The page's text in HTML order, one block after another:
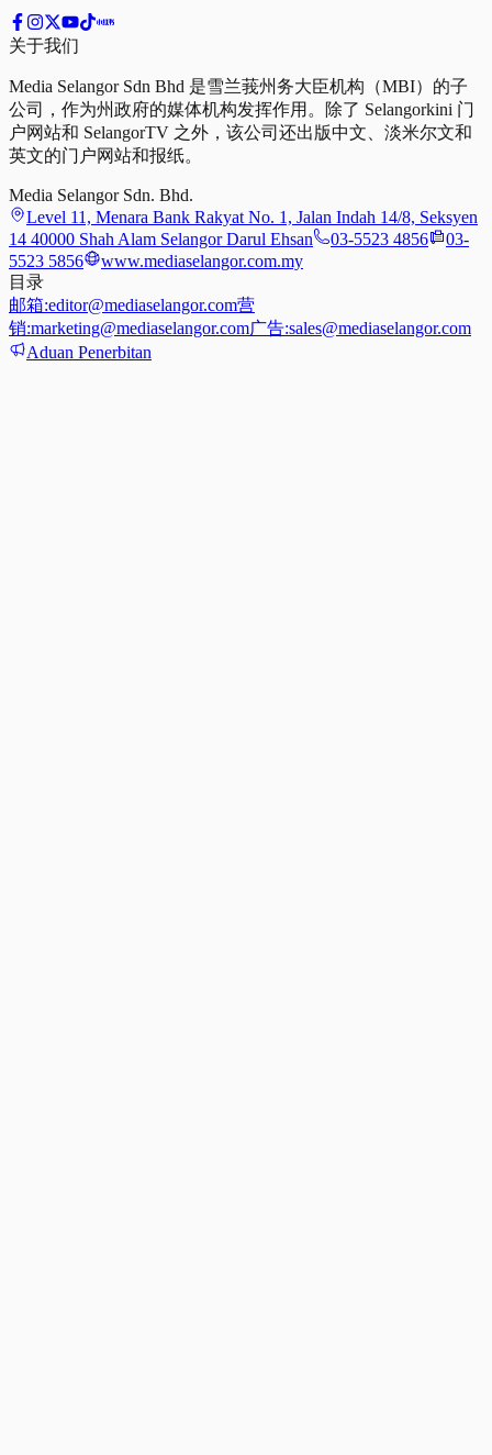
关于我们
Media Selangor Sdn Bhd 是雪兰莪州务大臣机构（MBI）的子
公司，作为州政府的媒体机构发挥作用。除了 Selangorkini 门
户网站和 SelangorTV 之外，该公司还出版中文、淡米尔文和
英文的门户网站和报纸。
Media Selangor Sdn. Bhd.
Level 11, Menara Bank Rakyat No. 1, Jalan Indah 14/8, Seksyen
14 40000 Shah Alam Selangor Darul Ehsan
03-5523 4856
03-
5523 5856
www.mediaselangor.com.my
目录
邮箱:editor@mediaselangor.com营
销:marketing@mediaselangor.com广告:sales@mediaselangor.com
Aduan Penerbitan